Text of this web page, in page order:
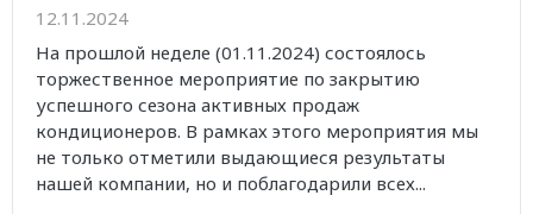
12.11.2024
На прошлой неделе (01.11.2024) состоялось
торжественное мероприятие по закрытию
успешного сезона активных продаж
кондиционеров. В рамках этого мероприятия мы
не только отметили выдающиеся результаты
нашей компании, но и поблагодарили всех...